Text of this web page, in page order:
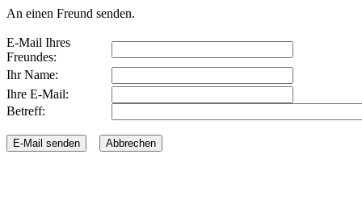
An einen Freund senden.
E-Mail Ihres
Freundes:
Ihr Name:
Ihre E-Mail:
Betreff: